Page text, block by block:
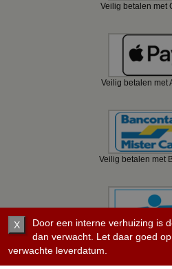
Veilig betalen met
Veilig betalen met
Veilig betalen met
Veilig betalen
X
Door een interne verhuizing is
dan verwacht. Let daar goed
verwachte leverdatum.